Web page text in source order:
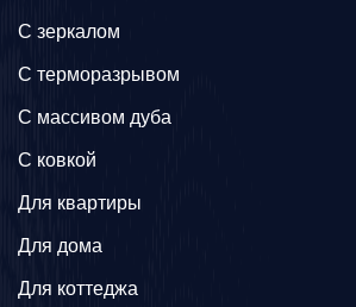
C зеркалом
C терморазрывом
C массивом дуба
C ковкой
Для квартиры
Для дома
Для коттеджа